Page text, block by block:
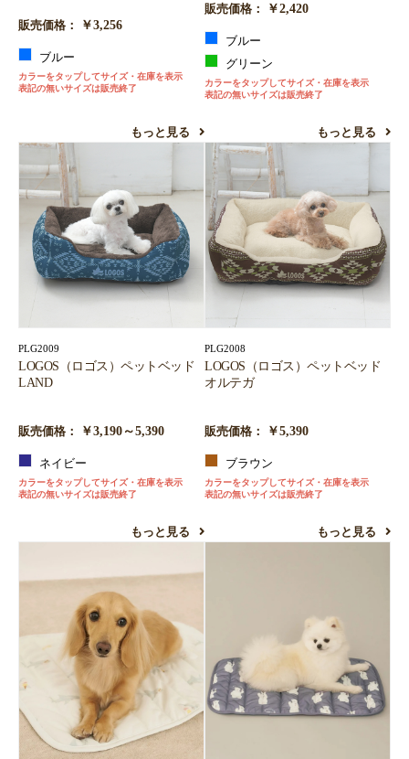
販売価格： ￥3,256
ブルー
カラーをタップしてサイズ・在庫を表示
表記の無いサイズは販売終了
もっと見る
販売価格：
￥2,420
ブルー
グリーン
カラーをタップしてサイズ・在庫を表示
表記の無いサイズは販売終了
もっと見る
PLG2009
LOGOS（ロゴス）ペットベッド
LAND
販売価格： ￥3,190～5,390
ネイビー
カラーをタップしてサイズ・在庫を表示
表記の無いサイズは販売終了
もっと見る
PLG2008
LOGOS（ロゴス）ペットベッド
オルテガ
販売価格： ￥5,390
ブラウン
カラーをタップしてサイズ・在庫を表示
表記の無いサイズは販売終了
もっと見る